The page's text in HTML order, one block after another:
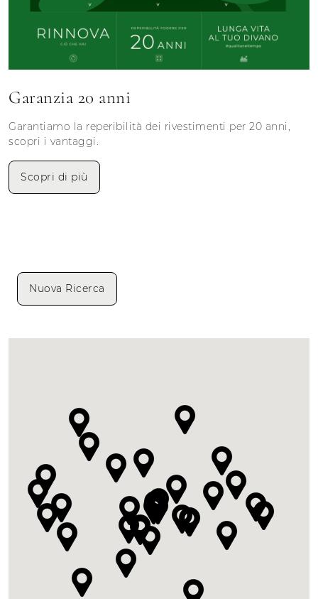
Garanzia 20 anni
Garantiamo la reperibilità dei rivestimenti per 20 anni,
scopri i vantaggi.
Scopri di più
Nuova Ricerca